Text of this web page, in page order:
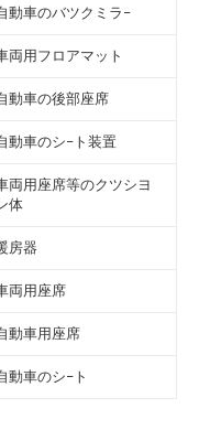
動車のバツクミラ−
両用フロアマット
動車の後部座席
動車のシ−ト装置
両用座席等のクツシヨ
体
房器
両用座席
動車用座席
動車のシ−ト